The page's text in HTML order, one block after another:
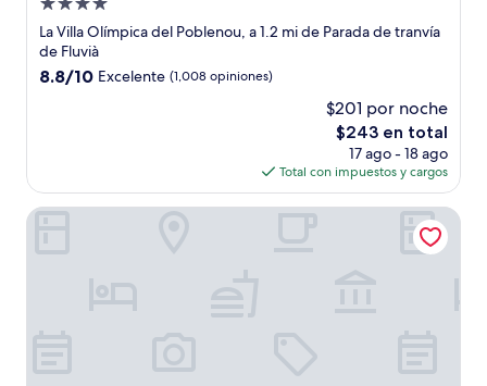
Propiedad
de
4.0
estrellas
La Villa Olímpica del Poblenou, a 1.2 mi de Parada de tranvía
de Fluvià
8.8
8.8/10 Excelente (1,008 opiniones)
$201 por noche
El
precio
actual
es
de
$243 en total
17 ago - 18 ago
Total con impuestos y cargos
ZT The Golden Hotel Barcelona